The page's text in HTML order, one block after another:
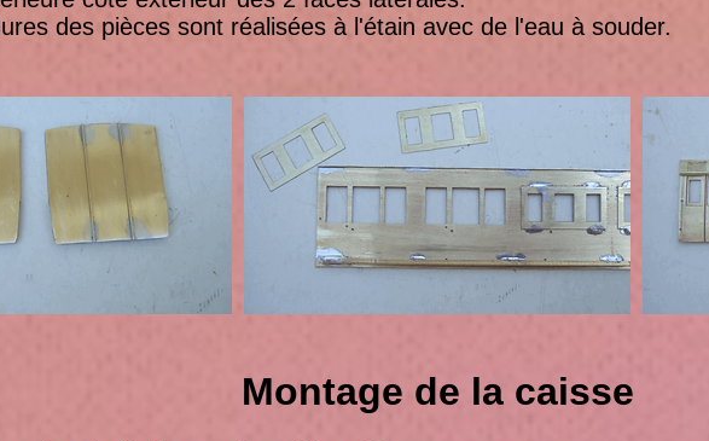
des pièces sont réalisées à l'étain avec de l'eau à souder.
Montage de la caisse